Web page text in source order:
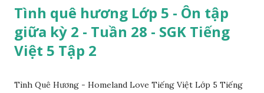
Tình quê hương Lớp 5 - Ôn tập
giữa kỳ 2 - Tuần 28 - SGK Tiếng
Việt 5 Tập 2
Tình Quê Hương - Homeland Love Tiếng Việt Lớp 5 Tiếng